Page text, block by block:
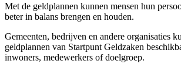
Met de geldplannen kunnen mensen hun
beter in balans brengen en houden.
Gemeenten, bedrijven en andere organisaties
geldplannen van Startpunt Geldzaken
inwoners, medewerkers of doelgroep.